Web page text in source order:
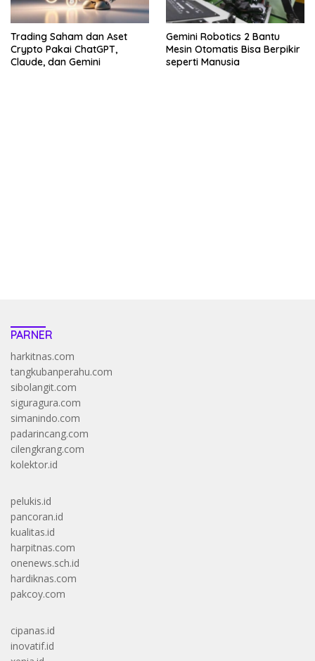
Trading Saham dan Aset
Crypto Pakai ChatGPT,
Claude, dan Gemini
Gemini Robotics 2 Bantu
Mesin Otomatis Bisa Berpikir
seperti Manusia
PARNER
harkitnas.com
tangkubanperahu.com
sibolangit.com
siguragura.com
simanindo.com
padarincang.com
cilengkrang.com
kolektor.id
pelukis.id
pancoran.id
kualitas.id
harpitnas.com
onenews.sch.id
hardiknas.com
pakcoy.com
cipanas.id
inovatif.id